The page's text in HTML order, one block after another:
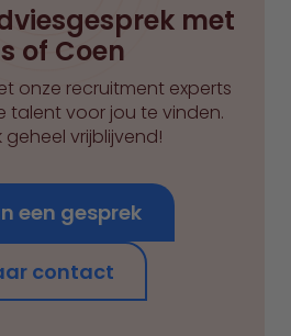
met
of Coen
onze recruitment experts
talent voor jou te vinden.
geheel vrijblijvend!
een gesprek
contact